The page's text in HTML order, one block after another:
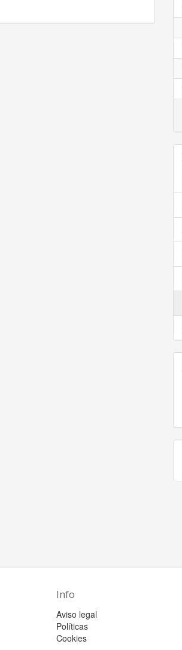
Info
Aviso legal
Políticas
Cookies